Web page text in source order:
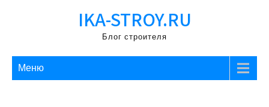
IKA-STROY.RU
Блог строителя
Меню